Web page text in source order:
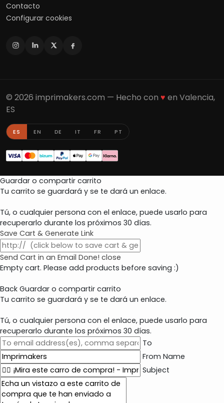
Contacto
Configurar cookies
© 2026 imprimakers.com — Hecho con ♥ en Valencia,
ES
ES EN DE IT FR PT
Guardar o compartir carrito
Tu carrito se guardará y se te dará un enlace.
Tú, o cualquier persona con el enlace, puede usarlo para
recuperarlo durante los próximos 30 días.
Save Cart & Generate Link
Send Cart in an Email Done! close
Empty cart. Please add products before saving :)
Back Guardar o compartir carrito
Tu carrito se guardará y se te dará un enlace.
Tú, o cualquier persona con el enlace, puede usarlo para
recuperarlo durante los próximos 30 días.
To
From Name
Subject
E
m